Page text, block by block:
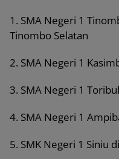
1. SMA Negeri 1
Tinombo Selatan
2. SMA Negeri 1
3. SMA Negeri 1
4. SMA Negeri 1
5. SMK Negeri 1 Siniu